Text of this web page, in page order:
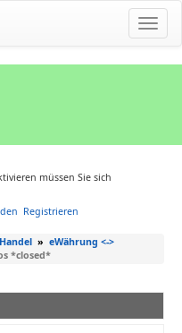
müssen Sie sich
Registrieren
» eWährung <->
*closed*